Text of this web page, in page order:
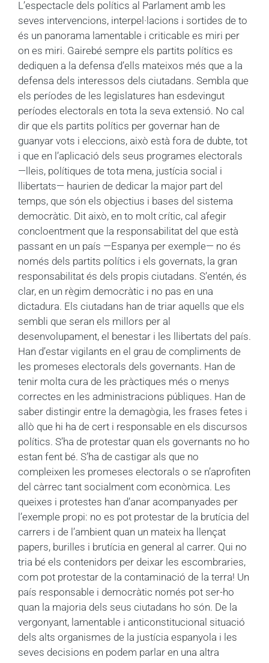
L’espectacle dels polítics al Parlament amb les
seves intervencions, interpel·lacions i sortides de to
és un panorama lamentable i criticable es miri per
on es miri. Gairebé sempre els partits polítics es
dediquen a la defensa d’ells mateixos més que a la
defensa dels interessos dels ciutadans. Sembla que
els períodes de les legislatures han esdevingut
períodes electorals en tota la seva extensió. No cal
dir que els partits polítics per governar han de
guanyar vots i eleccions, això està fora de dubte, tot
i que en l’aplicació dels seus programes electorals
—lleis, polítiques de tota mena, justícia social i
llibertats— haurien de dedicar la major part del
temps, que són els objectius i bases del sistema
democràtic. Dit això, en to molt crític, cal afegir
concloentment que la responsabilitat del que està
passant en un país —Espanya per exemple— no és
només dels partits polítics i els governats, la gran
responsabilitat és dels propis ciutadans. S’entén, és
clar, en un règim democràtic i no pas en una
dictadura. Els ciutadans han de triar aquells que els
sembli que seran els millors per al
desenvolupament, el benestar i les llibertats del país.
Han d’estar vigilants en el grau de compliments de
les promeses electorals dels governants. Han de
tenir molta cura de les pràctiques més o menys
correctes en les administracions públiques. Han de
saber distingir entre la demagògia, les frases fetes i
allò que hi ha de cert i responsable en els discursos
polítics. S’ha de protestar quan els governants no ho
estan fent bé. S’ha de castigar als que no
compleixen les promeses electorals o se n’aprofiten
del càrrec tant socialment com econòmica. Les
queixes i protestes han d’anar acompanyades per
l’exemple propi: no es pot protestar de la brutícia del
carrers i de l’ambient quan un mateix ha llençat
papers, burilles i brutícia en general al carrer. Qui no
tria bé els contenidors per deixar les escombraries,
com pot protestar de la contaminació de la terra! Un
país responsable i democràtic només pot ser-ho
quan la majoria dels seus ciutadans ho són. De la
vergonyant, lamentable i anticonstitucional situació
dels alts organismes de la justícia espanyola i les
seves decisions en podem parlar en una altra